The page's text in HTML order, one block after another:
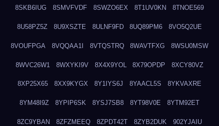
8SKB6IUG 8SMVFVDF 8SWZO6EX 8T1UV0KN 8TNOE569
8U58PZ5Z 8U9XSZTE 8ULNF9FD 8UQ89PM6 8VO5Q2UE
8VOUFPGA 8VQQAA1I 8VTQSTRQ 8WAVTFXG 8WSU0MSW
8WVC26W1 8WXYKI9V 8X4X9YOL 8X79OPDP 8XCY80VZ
8XP25X65 8XX9KYGX 8Y1IYS6J 8YAACL5S 8YKVAXRE
8YM48I9Z 8YPIP6SK 8YSJ7SB8 8YT98V0E 8YTM92ET
8ZC9YBAN 8ZFZMEEQ 8ZPDT42T 8ZYB2DUK 902YJAIU